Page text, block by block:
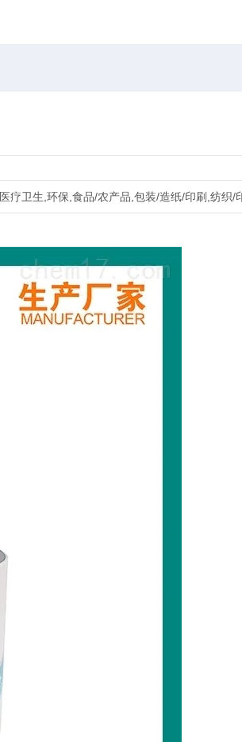
医疗卫生,环保,食品/农产品,包装/造纸/印刷,纺织/